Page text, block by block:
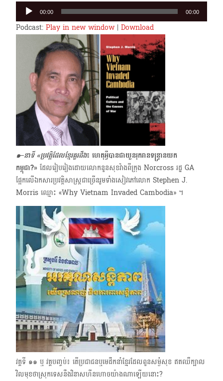
Audio
Player
00:00 00:00
Podcast: Play in new window| Download
๑–នាទី «ប្រវត្តិដែលខ្មែរគួរដឹង៖ ហេតុអ្វីបានជាយួនរុករានទន្ទ្រានយក
កម្ពុជា?» ដែលរៀបរៀងដោយលោកនួនសុខវ៉ាងពីក្រុង Norcross រដ្ឋ GA
ផ្អែកលើឯកសារប្រវត្តិសាស្ត្រជាច្រើន​រួមទាំងសៀវភៅលោក Stephen J.
Morris ឈ្មោះ «Why Vietnam Invaded Cambodia» ។
វគ្គទី ๑๑ ឬ វគ្គបញ្ចប់៖ តើប្រជាជន​ឬ​មេដឹកនាំខ្មែរ​ដែលពួនសម្ងំសុខ​ ឥតឈឺក្បាល
វិលមុខថាស្រុកទេសនឹងវិនាសហីនហោចយ៉ាងណាឡើយនោះ?